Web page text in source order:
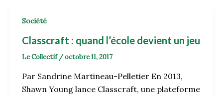
Société
Classcraft : quand l’école devient un jeu
Le Collectif /octobre 11, 2017
Par Sandrine Martineau-Pelletier En 2013,
Shawn Young lance Classcraft, une plateforme